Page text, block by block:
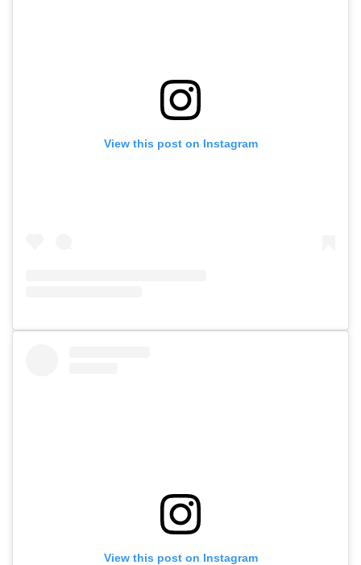
View this post on Instagram
View this post on Instagram